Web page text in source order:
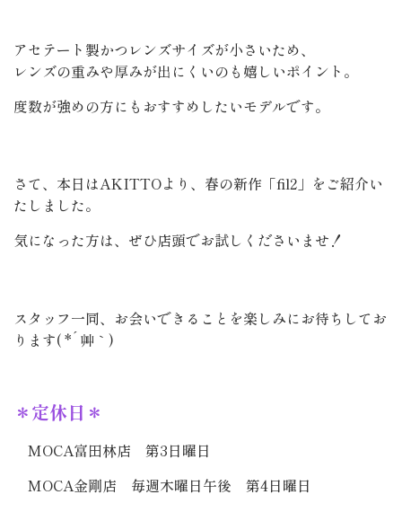
アセテート製かつレンズサイズが小さいため、
レンズの重みや厚みが出にくいのも嬉しいポイント。
度数が強めの方にもおすすめしたいモデルです。
さて、本日はAKITTOより、春の新作「fil2」をご紹介い
たしました。
気になった方は、ぜひ店頭でお試しくださいませ！
スタッフ一同、お会いできることを楽しみにお待ちしてお
ります( *´艸｀)
＊定休日＊
MOCA富田林店 第3日曜日
MOCA金剛店 毎週木曜日午後 第4日曜日